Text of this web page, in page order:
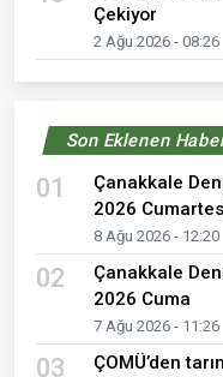
Çekiyor
2 Ağu 2026 - 08:26
Son Eklenen
01
Çanakkale
2026
8 Ağu 2026 - 12:20
02
Çanakkale
2026 Cuma
7 Ağu 2026 - 11:26
03 ÇOMÜ’den